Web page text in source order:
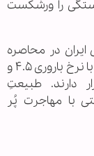
را ورشکست
در محاصره
کشورهایی با رشد جمعیت بالاست. افغانستان با نرخ باروری ۴.۵ و
نرخ ۳.۵ در برابر ایرانِ ۱.۶ قرار دارند. طبیعتِ
با مهاجرت پُر